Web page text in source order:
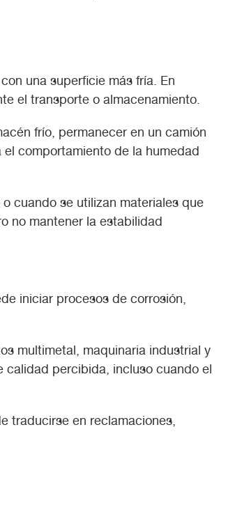
una superficie más fría. En
el transporte o almacenamiento.
frío, permanecer en un camión
comportamiento de la humedad
cuando se utilizan materiales que
no mantener la estabilidad
iniciar procesos de corrosión,
multimetal, maquinaria industrial y
calidad percibida, incluso cuando el
traducirse en reclamaciones,